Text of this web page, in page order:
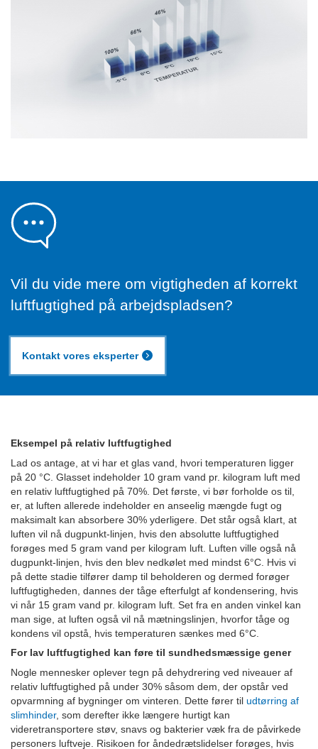
Vil du vide mere om vigtigheden af korrekt
luftfugtighed på arbejdspladsen?
Kontakt vores eksperter
Eksempel på relativ luftfugtighed
Lad os antage, at vi har et glas vand, hvori temperaturen ligger
på 20 °C. Glasset indeholder 10 gram vand pr. kilogram luft med
en relativ luftfugtighed på 70%. Det første, vi bør forholde os til,
er, at luften allerede indeholder en anseelig mængde fugt og
maksimalt kan absorbere 30% yderligere. Det står også klart, at
luften vil nå dugpunkt-linjen, hvis den absolutte luftfugtighed
forøges med 5 gram vand per kilogram luft. Luften ville også nå
dugpunkt-linjen, hvis den blev nedkølet med mindst 6°C. Hvis vi
på dette stadie tilfører damp til beholderen og dermed forøger
luftfugtigheden, dannes der tåge efterfulgt af kondensering, hvis
vi når 15 gram vand pr. kilogram luft. Set fra en anden vinkel kan
man sige, at luften også vil nå mætningslinjen, hvorfor tåge og
kondens vil opstå, hvis temperaturen sænkes med 6°C.
For lav luftfugtighed kan føre til sundhedsmæssige gener
Nogle mennesker oplever tegn på dehydrering ved niveauer af
relativ luftfugtighed på under 30% såsom dem, der opstår ved
opvarmning af bygninger om vinteren. Dette fører til udtørring af
slimhinder, som derefter ikke længere hurtigt kan
videretransportere støv, snavs og bakterier væk fra de påvirkede
personers luftveje. Risikoen for åndedrætslidelser forøges, hvis